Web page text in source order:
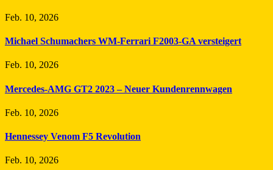
Feb. 10, 2026
Michael Schumachers WM-Ferrari F2003-GA versteigert
Feb. 10, 2026
Mercedes-AMG GT2 2023 – Neuer Kundenrennwagen
Feb. 10, 2026
Hennessey Venom F5 Revolution
Feb. 10, 2026